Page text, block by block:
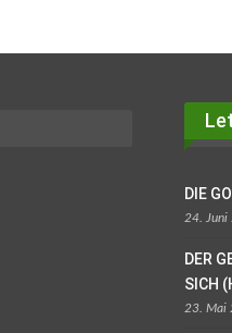
DIE
24. Juni
DER
SICH
23. Mai